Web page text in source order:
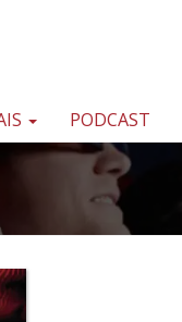
PODCAST